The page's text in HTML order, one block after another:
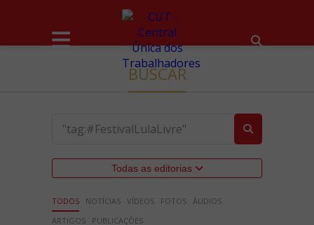
BUSCAR
Todas as editorias
TODOS NOTÍCIAS VÍDEOS FOTOS ÁUDIOS
ARTIGOS
PUBLICAÇÕES